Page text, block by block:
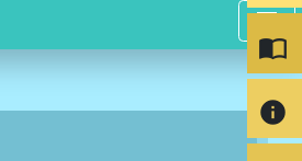
menu
import_contacts
info